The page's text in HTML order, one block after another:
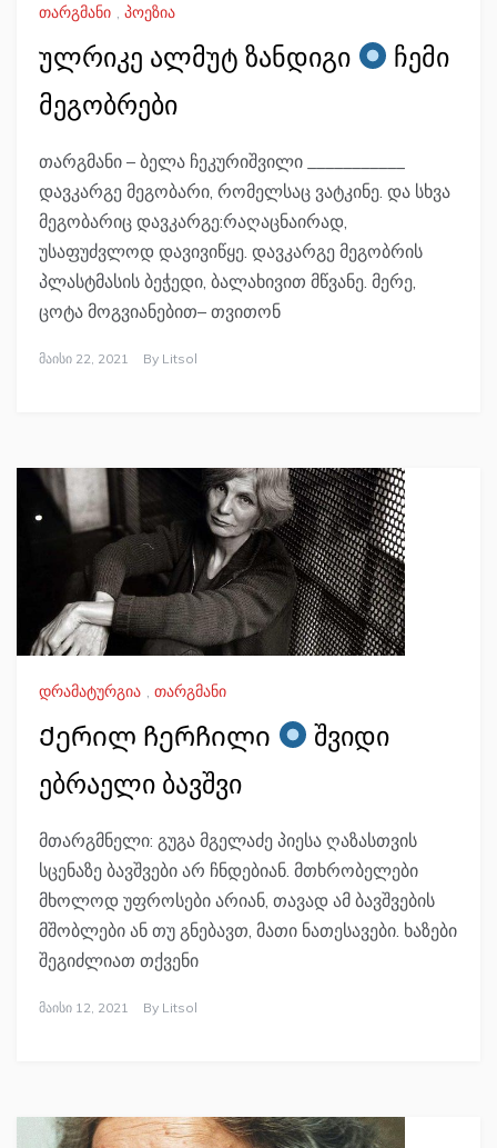
თარგმანი , პოეზია
ულრიკე ალმუტ ზანდიგი
ჩემი
მეგობრები
თარგმანი – ბელა ჩეკურიშვილი ___________
დავკარგე მეგობარი, რომელსაც ვატკინე. და სხვა
მეგობარიც დავკარგე:რაღაცნაირად,
უსაფუძვლოდ დავივიწყე. დავკარგე მეგობრის
პლასტმასის ბეჭედი, ბალახივით მწვანე. მერე,
ცოტა მოგვიანებით– თვითონ
Მაისი 22, 2021 By Litsol
დრამატურგია , თარგმანი
Ქერილ ჩერჩილი
შვიდი
ებრაელი ბავშვი
მთარგმნელი: გუგა მგელაძე პიესა ღაზასთვის
სცენაზე ბავშვები არ ჩნდებიან. მთხრობელები
მხოლოდ უფროსები არიან, თავად ამ ბავშვების
მშობლები ან თუ გნებავთ, მათი ნათესავები. ხაზები
შეგიძლიათ თქვენი
Მაისი 12, 2021 By Litsol